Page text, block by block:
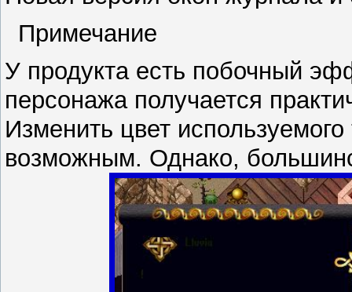
Примечание
У продукта есть побочный
персонажа получается
Изменить цвет
возможным. Однако,